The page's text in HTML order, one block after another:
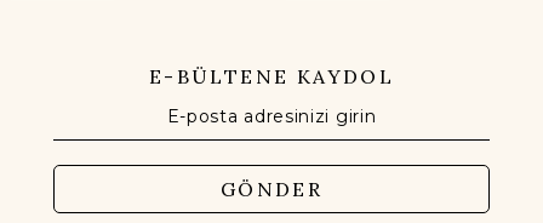
E-BÜLTENE KAYDOL
GÖNDER